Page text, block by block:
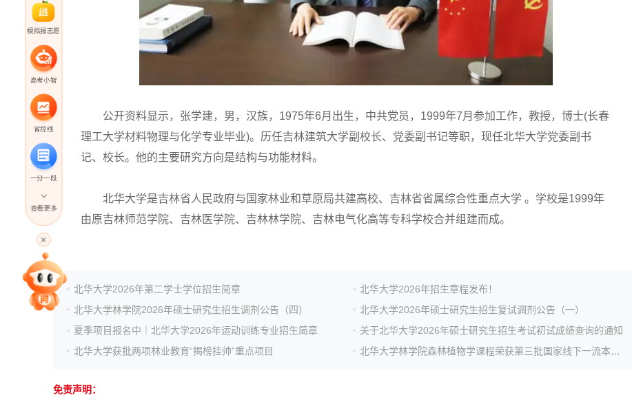
公开资料显示，张学建，男，汉族，1975年6月出生，中共党员，1999年7月参加工作，教授，博士(长春
理工大学材料物理与化学专业毕业)。历任吉林建筑大学副校长、党委副书记等职，现任北华大学党委副书
记、校长。他的主要研究方向是结构与功能材料。
北华大学是吉林省人民政府与国家林业和草原局共建高校、吉林省省属综合性重点大学 。学校是1999年
由原吉林师范学院、吉林医学院、吉林林学院、吉林电气化高等专科学校合并组建而成。
北华大学2026年第二学士学位招生简章
北华大学2026年招生章程发布！
北华大学林学院2026年硕士研究生招生调剂公告（四）
北华大学2026年硕士研究生招生复试调剂公告（一）
夏季项目报名中｜北华大学2026年运动训练专业招生简章
关于北华大学2026年硕士研究生招生考试初试成绩查询的通知
北华大学获批两项林业教育“揭榜挂帅”重点项目
免责声明：
模拟报志愿
高考小智
省控线
一分一段
高考直播
专家指导课
查看更多